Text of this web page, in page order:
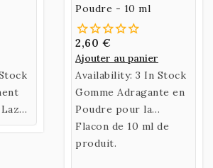
Chili
Poudre - 10 ml
2,60 €
Ajouter au panier
Availability: 3 In Stock
Gomme Adragante en
Poudre pour la
préparation d'un liant.
Flacon de 10 ml de
produit.